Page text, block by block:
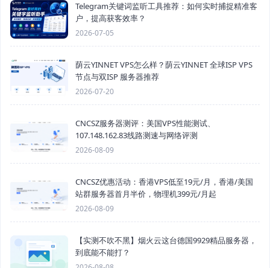
Telegram关键词监听工具推荐：如何实时捕捉精准客
户，提高获客效率？
2026-07-05
荫云YINNET VPS怎么样？荫云YINNET 全球ISP VPS
节点与双ISP 服务器推荐
2026-07-20
CNCSZ服务器测评：美国VPS性能测试、
107.148.162.83线路测速与网络评测
2026-08-09
CNCSZ优惠活动：香港VPS低至19元/月，香港/美国
站群服务器首月半价，物理机399元/月起
2026-08-09
【实测不吹不黑】烟火云这台德国9929精品服务器，
到底能不能打？